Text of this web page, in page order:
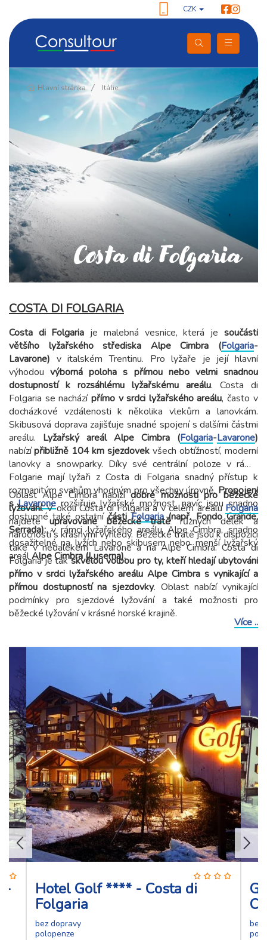
CZK
Hlavní stránka Itálie
Costa di Folgaria
COSTA DI FOLGARIA
Costa di Folgaria je malebná vesnice, která je součástí
většího lyžařského střediska Alpe Cimbra (Folgaria-
Lavarone) v italském Trentinu. Pro lyžaře je její hlavní
výhodou výborná poloha s přímou nebo velmi snadnou
dostupností k rozsáhlému lyžařskému areálu. Costa di
Folgaria se nachází přímo v srdci lyžařského areálu, často v
docházkové vzdálenosti k několika vlekům a lanovkám.
Skibusová doprava zajišťuje snadné spojení s dalšími částmi
areálu. Lyžařský areál Alpe Cimbra (Folgaria-Lavarone)
nabízípřibližně 104 km sjezdovek všech obtížností, moderní
lanovky a snowparky. Díky své centrální poloze v rámci
Folgarie mají lyžaři z Costa di Folgaria snadný přístup k
rozmanitým svahům vhodným pro všechny úrovně.Propojení
sLavaronerozšiřuje lyžařské možnost, navíc jsou snadno
dostupné také ostatníčástiFolgaria(např. Fondo Grande,
Serrada):v rámci lyžařského areálu Alpe Cimbra, snadno
dosažitelné na lyžích nebo skibusem nebo menší lyžařský
areálAlpe Cimbra (Luserna).
Oblast Alpe Cimbra nabízídobré možnosti pro běžecké
lyžování. V okolí Costa di Folgaria a v celém areálu Folgaria
najdeteupravované běžecké tratěrůzných délek a
náročností s krásnými výhledy. Běžecké tratě jsou k dispozici
také v nedalekém Lavarone a na Alpe Cimbra. Costa di
Folgaria je takskvělou volbou pro ty, kteří hledají ubytování
přímo v srdci lyžařského areálu Alpe Cimbra s vynikající a
přímou dostupností na sjezdovky. Oblast nabízí vynikající
podmínky pro sjezdové lyžování a také možnosti pro
běžecké lyžování v krásné horské krajině.
Pokračování
Více ..
-
Hotel Golf **** - Costa di
Folgaria
bez dopravy
polopenze
bez